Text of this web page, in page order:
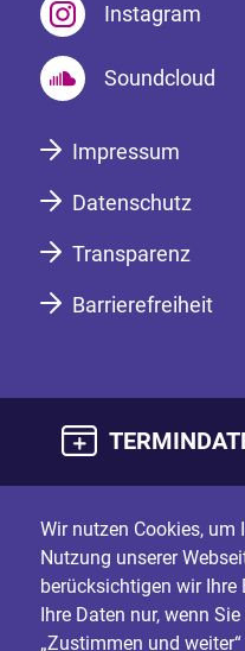
Instagram
Soundcloud
Impressum
Datenschutz
Transparenz
Barrierefreiheit
Wir nutzen Cookies,
Nutzung unserer
berücksichtigen wir Ihre
Ihre Daten nur, wenn
„Zustimmen und